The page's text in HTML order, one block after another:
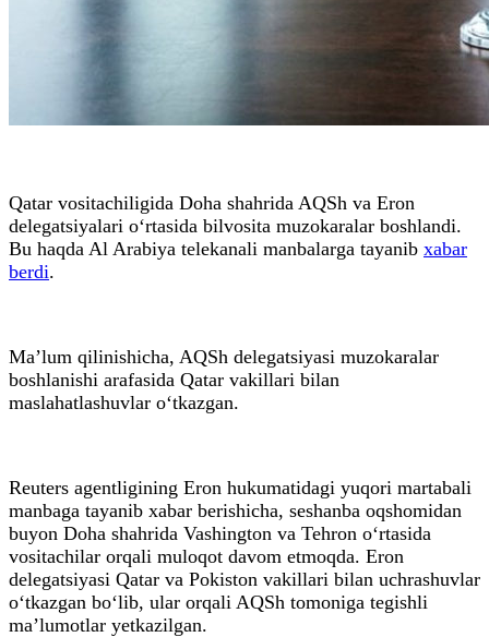
Qatar vositachiligida Doha shahrida AQSh va Eron
delegatsiyalari o‘rtasida bilvosita muzokaralar boshlandi.
Bu haqda Al Arabiya telekanali manbalarga tayanib xabar
berdi.
Ma’lum qilinishicha, AQSh delegatsiyasi muzokaralar
boshlanishi arafasida Qatar vakillari bilan
maslahatlashuvlar o‘tkazgan.
Reuters agentligining Eron hukumatidagi yuqori martabali
manbaga tayanib xabar berishicha, seshanba oqshomidan
buyon Doha shahrida Vashington va Tehron o‘rtasida
vositachilar orqali muloqot davom etmoqda. Eron
delegatsiyasi Qatar va Pokiston vakillari bilan uchrashuvlar
o‘tkazgan bo‘lib, ular orqali AQSh tomoniga tegishli
ma’lumotlar yetkazilgan.